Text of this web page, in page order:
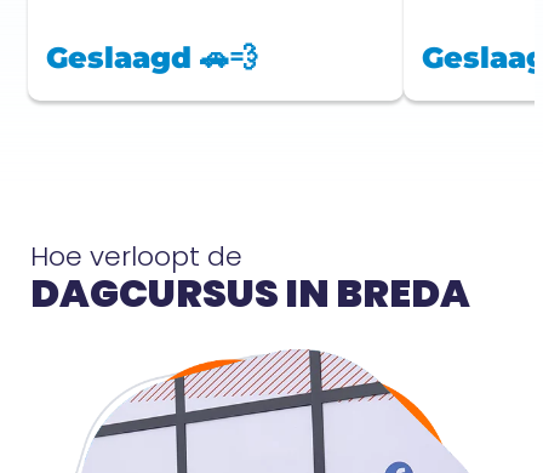
Geslaagd 🚗💨
Hoe verloopt de
DAGCURSUS IN BREDA